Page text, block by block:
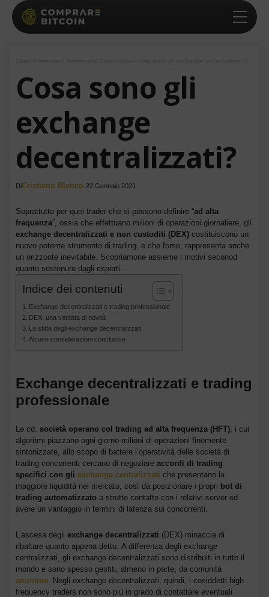
Cosa sono gli
exchange
decentralizzati?
DiCristiano Blanco-22 Gennaio 2021
Soprattutto per quei trader che si possono definire “ad alta
frequenza”, ossia che effettuano milioni di operazioni giornaliere, gli
exchange decentralizzati e non custoditi (DEX) costituiscono un
nuovo potente strumento di trading, e che forse, rappresenta anche
un orizzonte inevitabile. Scopriamone assieme i motivi seconod
quanto sostenuto dagli esperti.
Indice dei contenuti
Exchange decentralizzati e trading professionale
DEX: una ventata di novità
La sfida degli exchange decentralizzati
Alcune considerazioni conclusive
Exchange decentralizzati e trading
professionale
Le cd. società operano col trading ad alta frequenza (HFT), i cui
algoritmi piazzano ogni giorno milioni di operazioni finemente
sintonizzate, allo scopo di battere l’operatività delle società di
trading concorrenti cercano di negoziare accordi di trading
specifici con gli exchange centralizzati che presentano la
maggiore liquidità nel mercato, così da posizionare i propri bot di
trading automatizzato a stretto contatto con i relativi server ed
avere un vantaggio in termini di latenza sui concorrenti.
L’ascesa degli exchange decentralizzati (DEX) minaccia di
ribaltare quanto appena detto. A differenza degli exchange
centralizzati, gli exchange decentralizzati sono distribuiti in tutto il
mondo e sono spesso gestiti, almeno in parte, da comunità
anonime. Negli exchange decentralizzati, quindi, i cosiddetti high
frequency traders non sono più in grado di contattare eventuali